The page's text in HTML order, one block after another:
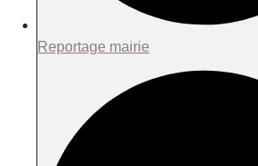
Reportage mairie